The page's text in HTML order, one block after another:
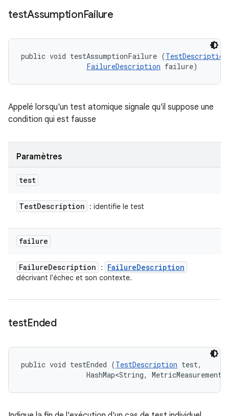
testAssumptionFailure
public void testAssumptionFailure (TestDescription
FailureDescription failure)
Appelé lorsqu'un test atomique signale qu'il suppose une
condition qui est fausse
Paramètres
test
TestDescription : identifie le test
failure
FailureDescription : FailureDescription
décrivant l'échec et son contexte.
testEnded
public void testEnded (TestDescription test,
HashMap<String,